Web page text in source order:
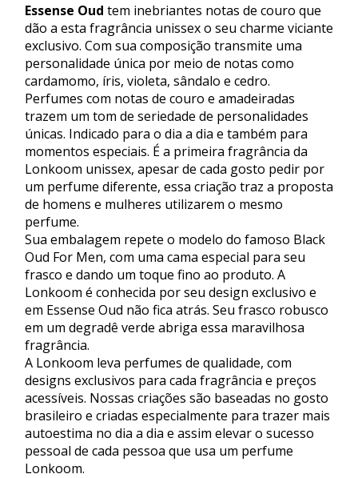
Essense Oud tem inebriantes notas de couro que
dão a esta fragrância unissex o seu charme viciante
exclusivo. Com sua composição transmite uma
personalidade única por meio de notas como
cardamomo, íris, violeta, sândalo e cedro.
Perfumes com notas de couro e amadeiradas
trazem um tom de seriedade de personalidades
únicas. Indicado para o dia a dia e também para
momentos especiais. É a primeira fragrância da
Lonkoom unissex, apesar de cada gosto pedir por
um perfume diferente, essa criação traz a proposta
de homens e mulheres utilizarem o mesmo
perfume.
Sua embalagem repete o modelo do famoso Black
Oud For Men, com uma cama especial para seu
frasco e dando um toque fino ao produto. A
Lonkoom é conhecida por seu design exclusivo e
em Essense Oud não fica atrás. Seu frasco robusco
em um degradê verde abriga essa maravilhosa
fragrância.
A Lonkoom leva perfumes de qualidade, com
designs exclusivos para cada fragrância e preços
acessíveis. Nossas criações são baseadas no gosto
brasileiro e criadas especialmente para trazer mais
autoestima no dia a dia e assim elevar o sucesso
pessoal de cada pessoa que usa um perfume
Lonkoom.